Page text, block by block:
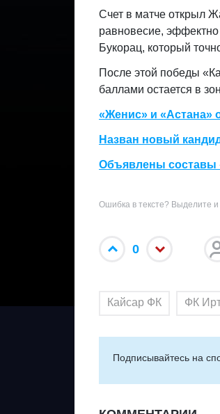
Счет в матче открыл
равновесие,
Букорац, который
После этой победы
баллами остается в
«Женис» и «Астана»
Назван новый
Объявлены составы
Ошибка в тексте? Выделите
0
Кайсар ФК ФК
Подписывайтесь на